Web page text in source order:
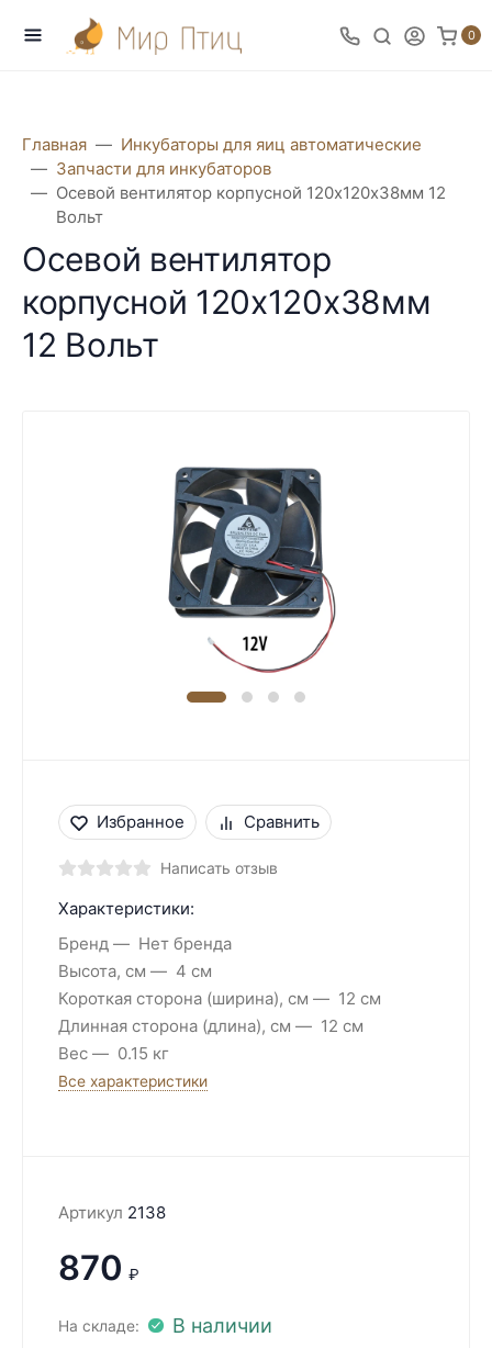
0
Главная
Инкубаторы для яиц автоматические
Запчасти для инкубаторов
Осевой вентилятор корпусной 120х120х38мм 12
Вольт
Осевой вентилятор
корпусной 120х120х38мм
12 Вольт
Избранное Сравнить
Написать отзыв
Характеристики:
Бренд
Нет бренда
Высота, см
4 см
Короткая сторона (ширина), см
12 см
Длинная сторона (длина), см
12 см
Вес
0.15 кг
Все характеристики
Артикул 2138
870 ₽
На складе: В наличии